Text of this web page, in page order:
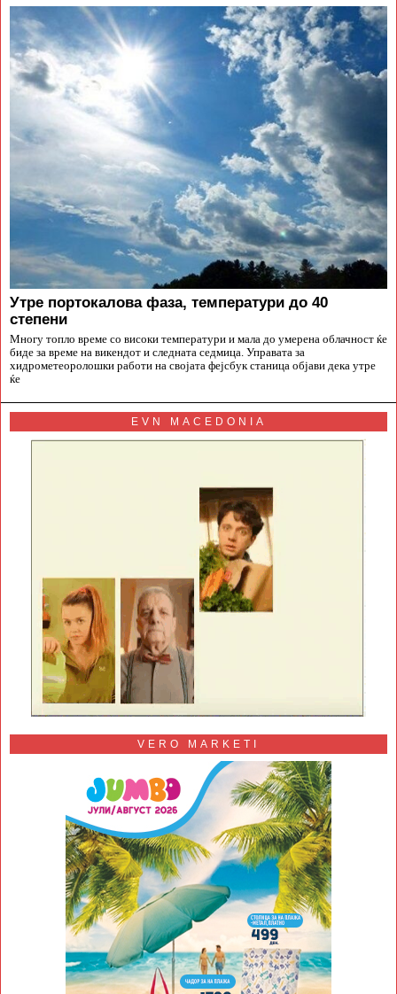
Утре портокалова фаза, температури до 40
степени
Многу топло време со високи температури и мала до умерена облачност ќе
биде за време на викендот и следната седмица. Управата за
хидрометеоролошки работи на својата фејсбук станица објави дека утре
ќе
EVN MACEDONIA
VERO MARKETI